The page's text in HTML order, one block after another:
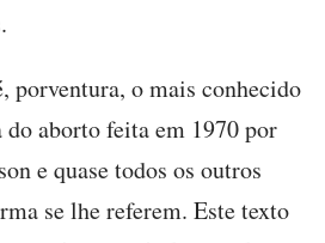
porventura, o mais conhecido
do aborto feita em 1970 por
e quase todos os outros
se lhe referem. Este texto